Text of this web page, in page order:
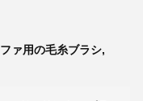
ァ用の毛糸ブラシ,